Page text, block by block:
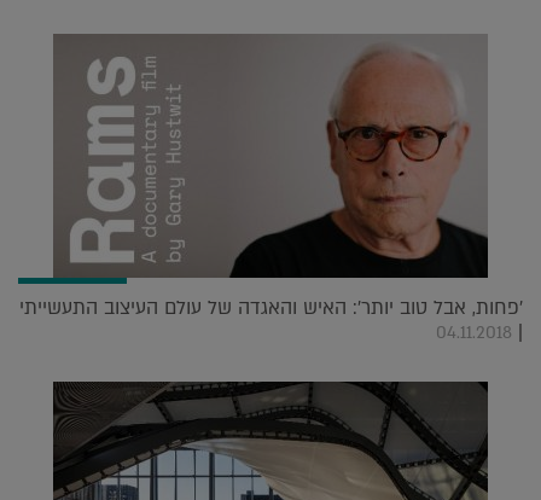
'פחות, אבל טוב יותר': האיש והאגדה של עולם העיצוב התעשייתי
|
04.11.2018